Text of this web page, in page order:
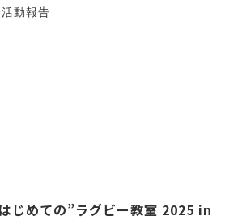
じめての”ラグビー教室 2025 in